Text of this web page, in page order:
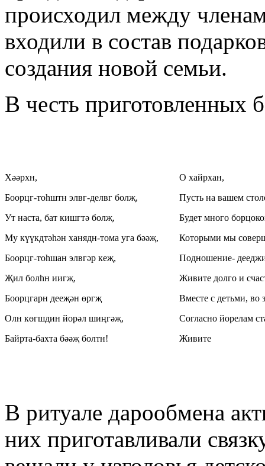
происходил между
входили в состав
создания новой семьи.
В честь приготовленных
Хәәрхн,
Боорцг-тоһштн элвг-делвг болҗ,
Ут наста, бат кишгтә болҗ,
Му күүкдтәһән ханядн-тома уга бәәҗ,
Боорцг-тоһшан элвгәр кеҗ,
Җил болһн иигҗ,
Боорцгарн дееҗән өргҗ
Олн көгшдин йорәл шиңгәҗ,
Байрта-бахта бәәҗ болтн!
О хайрхан,
Пусть на вашем
Будет много
Которыми мы
Подношение-
Живите долго и
Вместе с детьми, во
Согласно йорелам
Живите
В ритуале дарообмена
них приготавливали